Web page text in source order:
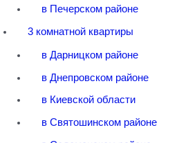
в Печерском районе
3 комнатной квартиры
в Дарницком районе
в Днепровском районе
в Киевской области
в Святошинском районе